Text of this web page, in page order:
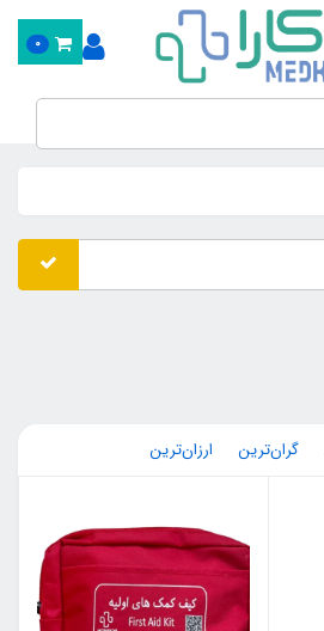
0
گران‌ترین ارزان‌ترین